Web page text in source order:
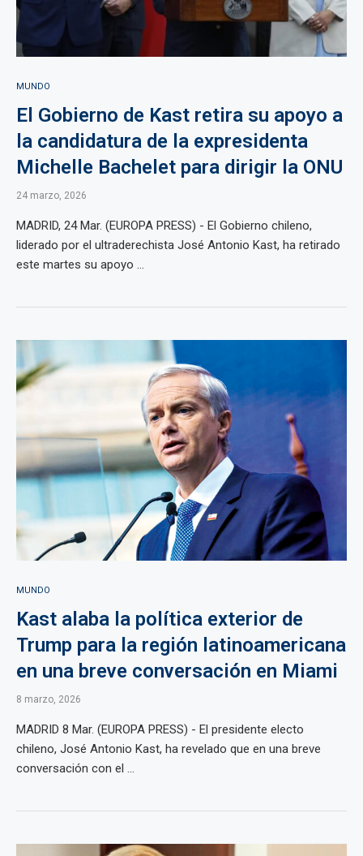
MUNDO
El Gobierno de Kast retira su apoyo a
la candidatura de la expresidenta
Michelle Bachelet para dirigir la ONU
24 marzo, 2026
MADRID, 24 Mar. (EUROPA PRESS) - El Gobierno chileno,
liderado por el ultraderechista José Antonio Kast, ha retirado
este martes su apoyo ...
MUNDO
Kast alaba la política exterior de
Trump para la región latinoamericana
en una breve conversación en Miami
8 marzo, 2026
MADRID 8 Mar. (EUROPA PRESS) - El presidente electo
chileno, José Antonio Kast, ha revelado que en una breve
conversación con el ...